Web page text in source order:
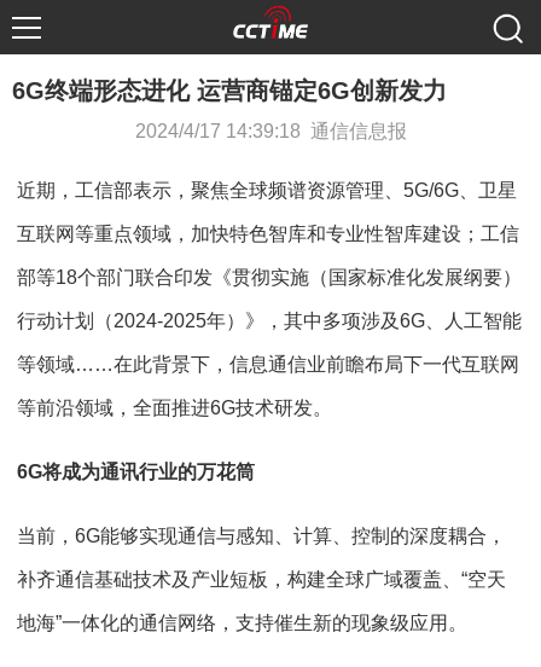
6G终端形态进化 运营商锚定6G创新发力
2024/4/17 14:39:18 通信信息报
近期，工信部表示，聚焦全球频谱资源管理、5G/6G、卫星
互联网等重点领域，加快特色智库和专业性智库建设；工信
部等18个部门联合印发《贯彻实施（国家标准化发展纲要）
行动计划（2024-2025年）》，其中多项涉及6G、人工智能
等领域……在此背景下，信息通信业前瞻布局下一代互联网
等前沿领域，全面推进6G技术研发。
6G将成为通讯行业的万花筒
当前，6G能够实现通信与感知、计算、控制的深度耦合，
补齐通信基础技术及产业短板，构建全球广域覆盖、“空天
地海”一体化的通信网络，支持催生新的现象级应用。